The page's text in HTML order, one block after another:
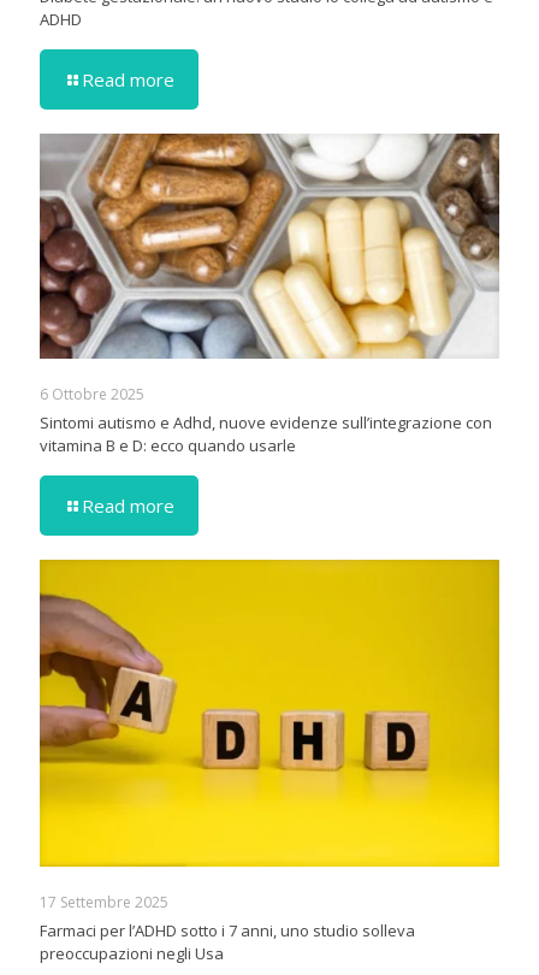
ADHD
Read more
6 Ottobre 2025
Sintomi autismo e Adhd, nuove evidenze sull’integrazione con
vitamina B e D: ecco quando usarle
Read more
17 Settembre 2025
Farmaci per l’ADHD sotto i 7 anni, uno studio solleva
preoccupazioni negli Usa